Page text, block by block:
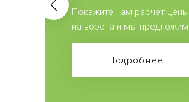
Покажите нам расчет цены
на ворота и мы предложим
лучшие условия.
Подробнее